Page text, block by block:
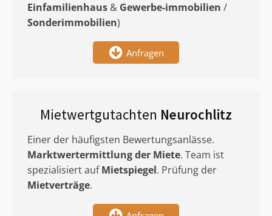
Einfamilienhaus & Gewerbe-immobilien /
Sonderimmobilien)
Anfragen
Mietwertgutachten Neurochlitz
Einer der häufigsten Bewertungsanlässe.
Marktwertermittlungder Miete. Team ist
spezialisiert aufMietspiegel. Prüfung der
Mietverträge.